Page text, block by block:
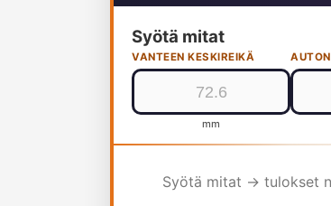
Syötä mitat
VANTEEN KESKIREIKÄ
mm
Syötä mitat → tulokset